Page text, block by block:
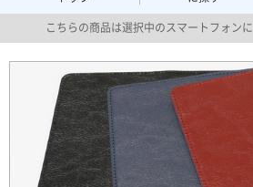
こちらの商品は選択中のスマートフォン